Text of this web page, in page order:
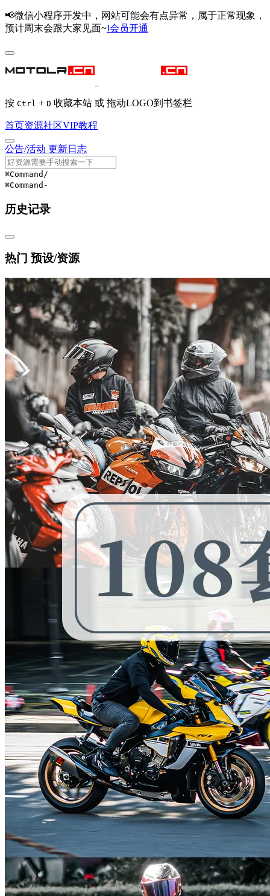
📢微信小程序开发中，网站可能会有点异常，属于正常现象，
预计周末会跟大家见面~I会员开通
按 Ctrl + D 收藏本站 或 拖动LOGO到书签栏
首页资源社区VIP教程
公告/活动 更新日志
⌘Command /
⌘Command -
历史记录
热门 预设/资源